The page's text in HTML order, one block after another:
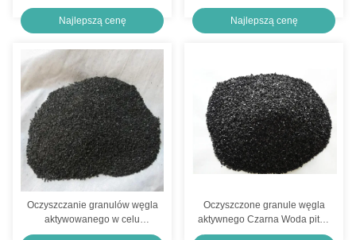
Oczyszczanie wody Powłoka węgla aktywnego Czarny Węgiel aktywny Wykorzystanie w przemyśle
Skuteczne odurzające proszki na bazie drewna z aktywowanego węgla
Węgiel aktywowany z drewna do usuwania zapachów i pleśni
do oczyszczania ścieków
Najlepszą cenę
Najlepszą cenę
Oczyszczanie granulów węgla
aktywowanego w celu
oczyszczania ścieków
Oczyszczone granule węgla
aktywnego Czarna Woda pitna
Oczyszczanie węgla aktywnego